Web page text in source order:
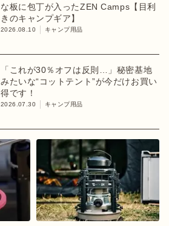
な板に包丁が入ったZEN Camps【目利
きのキャンプギア】
2026.08.10 キャンプ用品
「これが30％オフは反則…」秘密基地
みたいな“コットテント”が今だけお買い
得です！
2026.07.30 キャンプ用品